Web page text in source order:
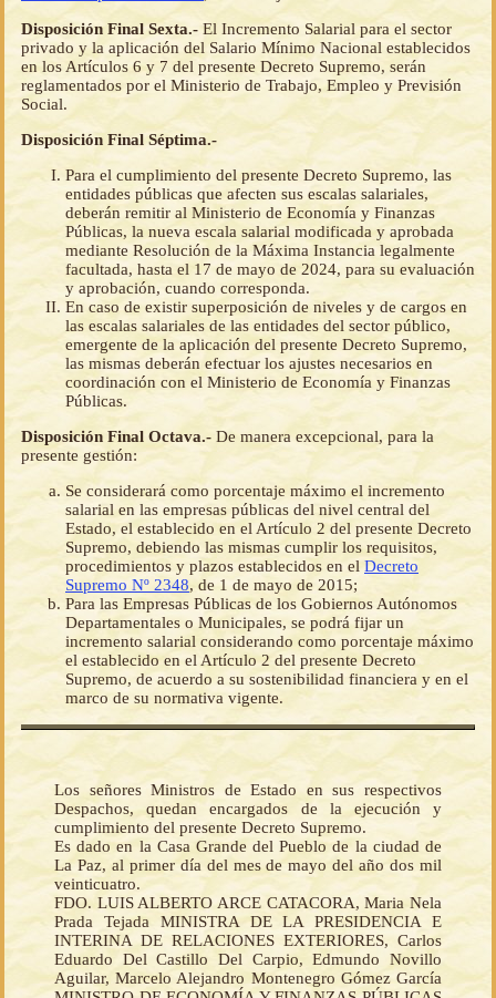
Disposición Final Sexta.- El Incremento Salarial para el sector
privado y la aplicación del Salario Mínimo Nacional establecidos
en los Artículos 6 y 7 del presente Decreto Supremo, serán
reglamentados por el Ministerio de Trabajo, Empleo y Previsión
Social.
Disposición Final Séptima.-
Para el cumplimiento del presente Decreto Supremo, las
entidades públicas que afecten sus escalas salariales,
deberán remitir al Ministerio de Economía y Finanzas
Públicas, la nueva escala salarial modificada y aprobada
mediante Resolución de la Máxima Instancia legalmente
facultada, hasta el 17 de mayo de 2024, para su evaluación
y aprobación, cuando corresponda.
En caso de existir superposición de niveles y de cargos en
las escalas salariales de las entidades del sector público,
emergente de la aplicación del presente Decreto Supremo,
las mismas deberán efectuar los ajustes necesarios en
coordinación con el Ministerio de Economía y Finanzas
Públicas.
Disposición Final Octava.- De manera excepcional, para la
presente gestión:
Se considerará como porcentaje máximo el incremento
salarial en las empresas públicas del nivel central del
Estado, el establecido en el Artículo 2 del presente Decreto
Supremo, debiendo las mismas cumplir los requisitos,
procedimientos y plazos establecidos en el Decreto
Supremo Nº 2348, de 1 de mayo de 2015;
Para las Empresas Públicas de los Gobiernos Autónomos
Departamentales o Municipales, se podrá fijar un
incremento salarial considerando como porcentaje máximo
el establecido en el Artículo 2 del presente Decreto
Supremo, de acuerdo a su sostenibilidad financiera y en el
marco de su normativa vigente.
Los señores Ministros de Estado en sus respectivos
Despachos, quedan encargados de la ejecución y
cumplimiento del presente Decreto Supremo.
Es dado en la Casa Grande del Pueblo de la ciudad de
La Paz, al primer día del mes de mayo del año dos mil
veinticuatro.
FDO. LUIS ALBERTO ARCE CATACORA, Maria Nela
Prada Tejada MINISTRA DE LA PRESIDENCIA E
INTERINA DE RELACIONES EXTERIORES, Carlos
Eduardo Del Castillo Del Carpio, Edmundo Novillo
Aguilar, Marcelo Alejandro Montenegro Gómez García